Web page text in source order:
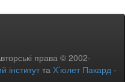
права © 2002-
інститутта Х’юлет Пакард -